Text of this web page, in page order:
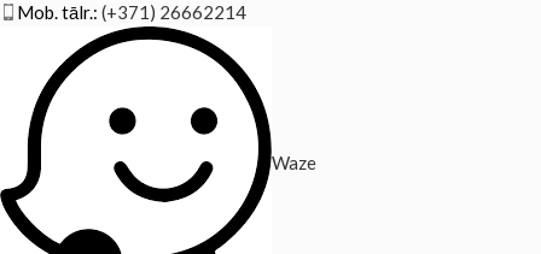
Mob. tālr.: (+371) 26662214
Waze